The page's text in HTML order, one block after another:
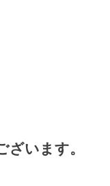
います。